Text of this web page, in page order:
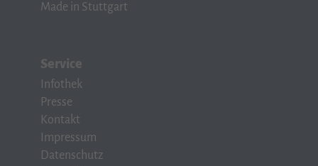
Made in Stuttgart
Service
Infothek
Presse
Kontakt
Impressum
Datenschutz